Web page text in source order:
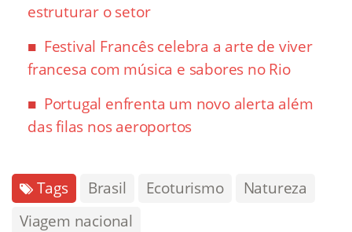
estruturar o setor
Festival Francês celebra a arte de viver
francesa com música e sabores no Rio
Portugal enfrenta um novo alerta além
das filas nos aeroportos
Tags Brasil Ecoturismo
Natureza
Viagem nacional